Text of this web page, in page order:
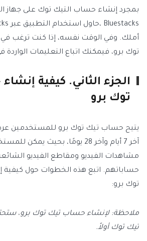
بمجرد إنشاء حساب التيك توك على جهاز
أملك. وفي الوقت نفسه، إذا كنت ترغب
توك برو، فيمكنك اتباع التعليمات الواردة
الجزء الثاني. كيفية
توك برو
يتيح حساب تيك توك برو للمستخدمين
آخر 7 أيام وآخر 28 يومًا، بحيث
مشاهدات الفيديو ومقاطع الفيديو
حساباتهم. اتبع هذه الخطوات حول
توك برو:
ملاحظة: لإنشاء حساب تيك توك برو،
تيك توك أولاً.